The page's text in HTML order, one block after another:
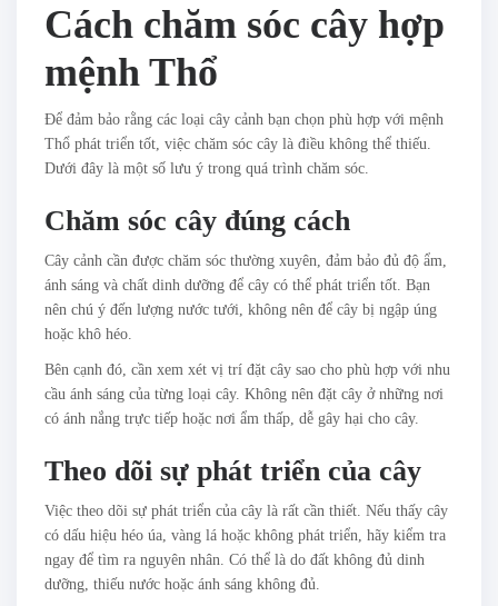
Cách chăm sóc cây hợp
mệnh Thổ
Để đảm bảo rằng các loại cây cảnh bạn chọn phù hợp với mệnh
Thổ phát triển tốt, việc chăm sóc cây là điều không thể thiếu.
Dưới đây là một số lưu ý trong quá trình chăm sóc.
Chăm sóc cây đúng cách
Cây cảnh cần được chăm sóc thường xuyên, đảm bảo đủ độ ẩm,
ánh sáng và chất dinh dưỡng để cây có thể phát triển tốt. Bạn
nên chú ý đến lượng nước tưới, không nên để cây bị ngập úng
hoặc khô héo.
Bên cạnh đó, cần xem xét vị trí đặt cây sao cho phù hợp với nhu
cầu ánh sáng của từng loại cây. Không nên đặt cây ở những nơi
có ánh nắng trực tiếp hoặc nơi ẩm thấp, dễ gây hại cho cây.
Theo dõi sự phát triển của cây
Việc theo dõi sự phát triển của cây là rất cần thiết. Nếu thấy cây
có dấu hiệu héo úa, vàng lá hoặc không phát triển, hãy kiểm tra
ngay để tìm ra nguyên nhân. Có thể là do đất không đủ dinh
dưỡng, thiếu nước hoặc ánh sáng không đủ.